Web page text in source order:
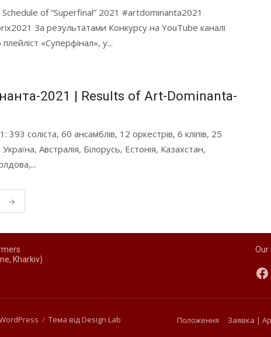
of “Superfinal” 2021 #artdominanta2021
За результатами Конкурсу на YouTube каналі
«Суперфінал», у...
2021 | Results of Art-Dominanta-
соліста, 60 ансамблів, 12 оркестрів, 6 кліпів, 25
Австралія, Білорусь, Естонія, Казахстан,
→
Kharkiv)
Our
/ Тема від Design Lab Положення Заявка |